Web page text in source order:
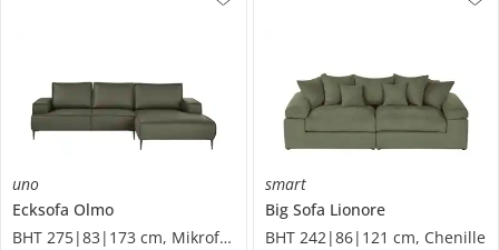
uno
Ecksofa Olmo
BHT 275|83|173 cm, Mikrofaser in Leder-Optik
smart
Big Sofa Lionore
BHT 242|86|121 cm, Chenille